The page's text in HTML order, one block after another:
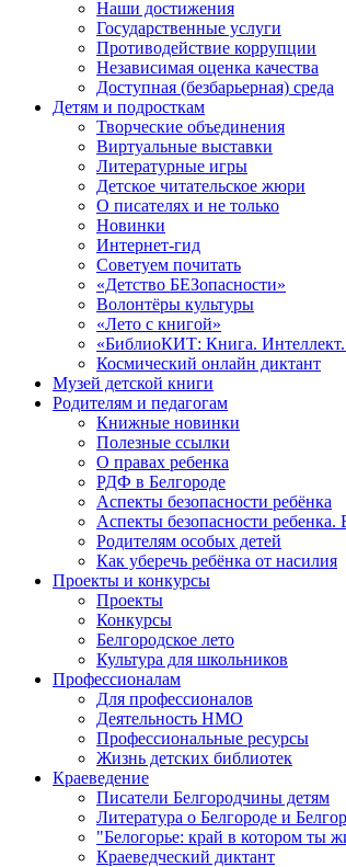
Наши достижения
Государственные услуги
Противодействие коррупции
Независимая оценка качества
Доступная (безбарьерная) среда
Детям и подросткам
Творческие объединения
Виртуальные выставки
Литературные игры
Детское читательское жюри
О писателях и не только
Новинки
Интернет-гид
Советуем почитать
«Детство БЕЗопасности»
Волонтёры культуры
«Лето с книгой»
«БиблиоКИТ: Книга. Интеллект.
Космический онлайн диктант
Музей детской книги
Родителям и педагогам
Книжные новинки
Полезные ссылки
О правах ребенка
РДФ в Белгороде
Аспекты безопасности ребёнка
Аспекты безопасности ребенка.
Родителям особых детей
Как уберечь ребёнка от насилия
Проекты и конкурсы
Проекты
Конкурсы
Белгородское лето
Культура для школьников
Профессионалам
Для профессионалов
Деятельность НМО
Профессиональные ресурсы
Жизнь детских библиотек
Краеведение
Писатели Белгородчины детям
Литература о Белгороде и
"Белогорье: край в котором ты
Краеведческий диктант